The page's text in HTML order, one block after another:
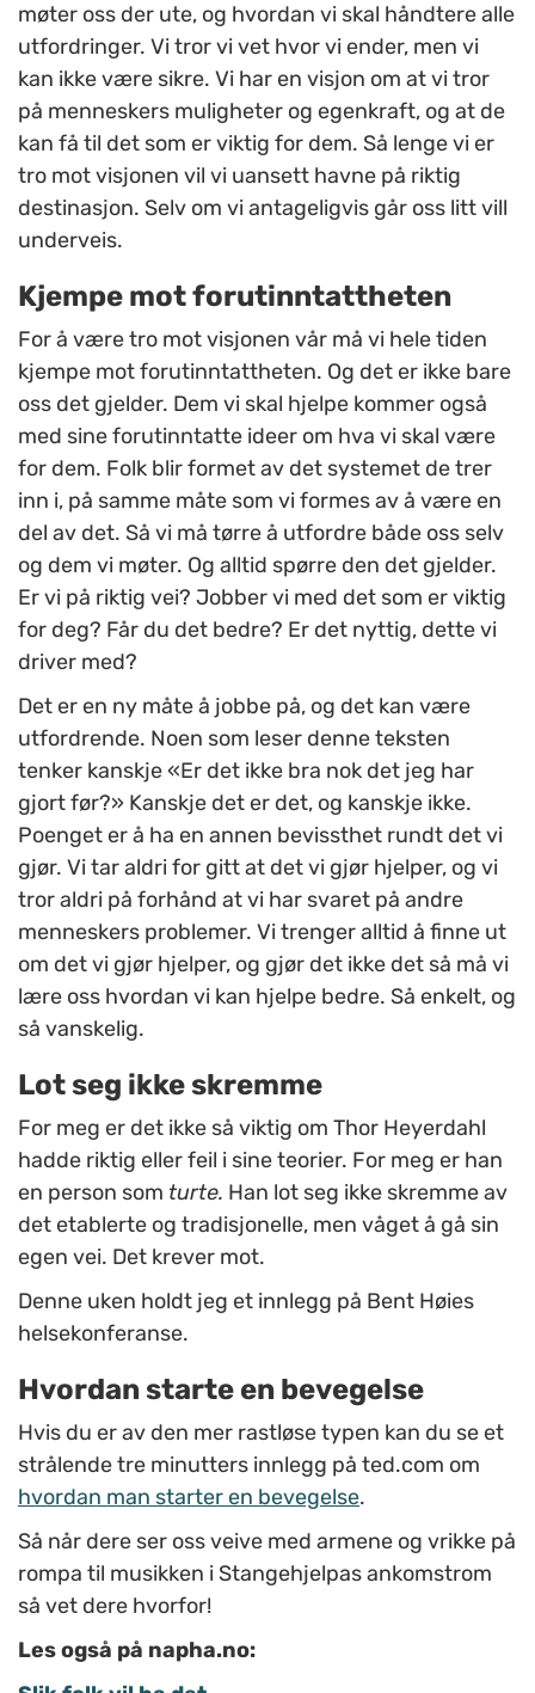
møter oss der ute, og hvordan vi skal håndtere alle
utfordringer. Vi tror vi vet hvor vi ender, men vi
kan ikke være sikre. Vi har en visjon om at vi tror
på menneskers muligheter og egenkraft, og at de
kan få til det som er viktig for dem. Så lenge vi er
tro mot visjonen vil vi uansett havne på riktig
destinasjon. Selv om vi antageligvis går oss litt vill
underveis.
Kjempe mot forutinntattheten
For å være tro mot visjonen vår må vi hele tiden
kjempe mot forutinntattheten. Og det er ikke bare
oss det gjelder. Dem vi skal hjelpe kommer også
med sine forutinntatte ideer om hva vi skal være
for dem. Folk blir formet av det systemet de trer
inn i, på samme måte som vi formes av å være en
del av det. Så vi må tørre å utfordre både oss selv
og dem vi møter. Og alltid spørre den det gjelder.
Er vi på riktig vei? Jobber vi med det som er viktig
for deg? Får du det bedre? Er det nyttig, dette vi
driver med?
Det er en ny måte å jobbe på, og det kan være
utfordrende. Noen som leser denne teksten
tenker kanskje «Er det ikke bra nok det jeg har
gjort før?» Kanskje det er det, og kanskje ikke.
Poenget er å ha en annen bevissthet rundt det vi
gjør. Vi tar aldri for gitt at det vi gjør hjelper, og vi
tror aldri på forhånd at vi har svaret på andre
menneskers problemer. Vi trenger alltid å finne ut
om det vi gjør hjelper, og gjør det ikke det så må vi
lære oss hvordan vi kan hjelpe bedre. Så enkelt, og
så vanskelig.
Lot seg ikke skremme
For meg er det ikke så viktig om Thor Heyerdahl
hadde riktig eller feil i sine teorier. For meg er han
en person som turte. Han lot seg ikke skremme av
det etablerte og tradisjonelle, men våget å gå sin
egen vei. Det krever mot.
Denne uken holdt jeg et innlegg på Bent Høies
helsekonferanse.
Hvordan starte en bevegelse
Hvis du er av den mer rastløse typen kan du se et
strålende tre minutters innlegg på ted.com om
hvordan man starter en bevegelse.
Så når dere ser oss veive med armene og vrikke på
rompa til musikken i Stangehjelpas ankomstrom
så vet dere hvorfor!
Les også på napha.no: